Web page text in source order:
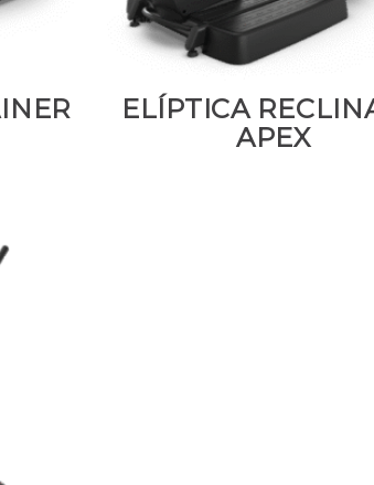
ELÍPTICA
APEX